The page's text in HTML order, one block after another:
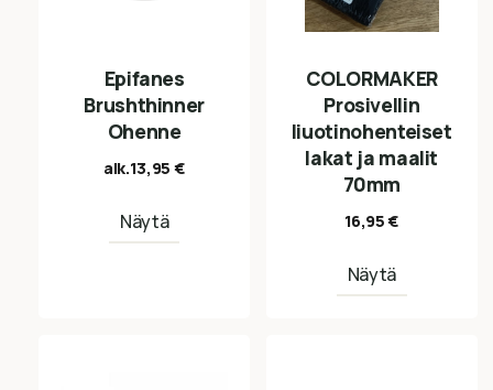
Epifanes
Brushthinner
Ohenne
alk.13,95 €
Näytä
COLORMAKER
Prosivellin
liuotinohenteiset
lakat ja maalit
70mm
16,95€
Näytä